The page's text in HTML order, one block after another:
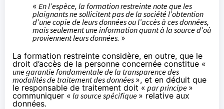
« En l’espèce, la formation restreinte note que les
plaignants ne sollicitent pas de la société l’obtention
d’une copie de leurs données ou l’accès à ces données,
mais seulement une information quant à la source d’où
proviennent leurs données. »
La formation restreinte considère, en outre, que le
droit d’accès de la personne concernée constitue «
une garantie fondamentale de la transparence des
modalités de traitement des données », et en déduit que
le responsable de traitement doit « par principe »
communiquer « la source spécifique » relative aux
données.